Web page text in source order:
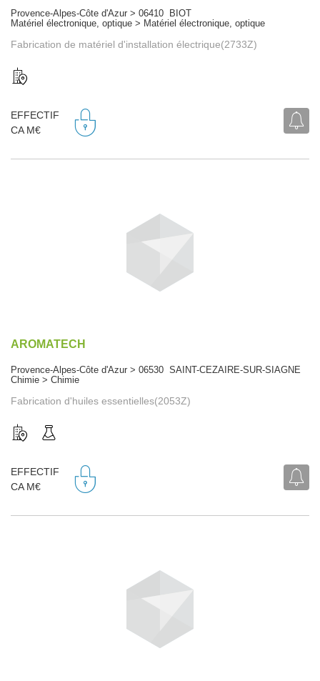
Provence-Alpes-Côte d'Azur > 06410 BIOT
Matériel électronique, optique > Matériel électronique, optique
Fabrication de matériel d'installation électrique(2733Z)
EFFECTIF
CA M€
AROMATECH
Provence-Alpes-Côte d'Azur > 06530 SAINT-CEZAIRE-SUR-SIAGNE
Chimie > Chimie
Fabrication d'huiles essentielles(2053Z)
EFFECTIF
CA M€